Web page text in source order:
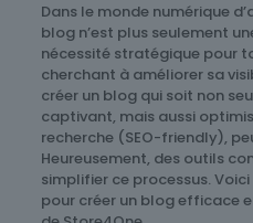
Dans le monde numérique
blog n’est plus seulement
nécessité stratégique pour
cherchant à améliorer sa
créer un blog qui soit non
captivant, mais aussi
recherche (SEO-friendly),
Heureusement, des outils
simplifier ce processus.
pour créer un blog efficace